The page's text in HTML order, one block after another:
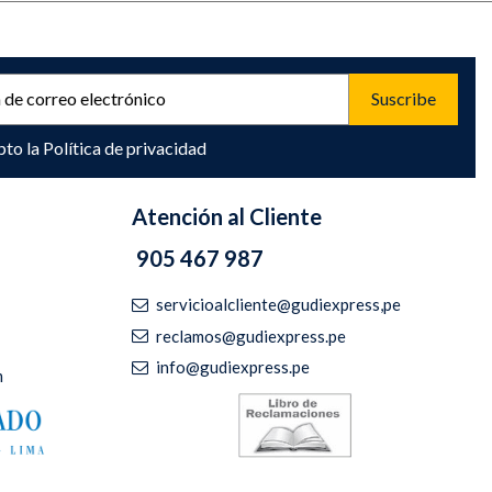
la Política de privacidad
Atención al Cliente
905 467 987
servicioalcliente@gudiexpress,pe
reclamos@gudiexpress.pe
info@gudiexpress.pe